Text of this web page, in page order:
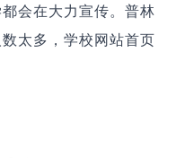
会在大力宣传。普林
太多，学校网站首页